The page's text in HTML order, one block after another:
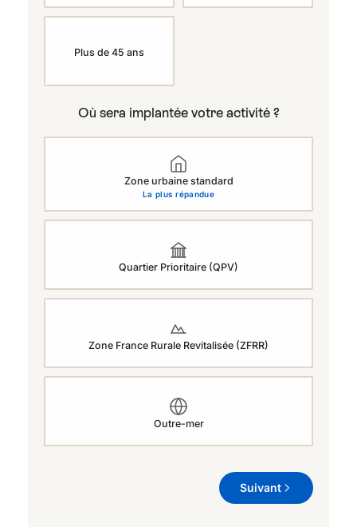
Plus de 45 ans
Où sera implantée votre activité ?
Zone urbaine standard
La plus répandue
Quartier Prioritaire (QPV)
Zone France Rurale Revitalisée (ZFRR)
Outre-mer
Suivant